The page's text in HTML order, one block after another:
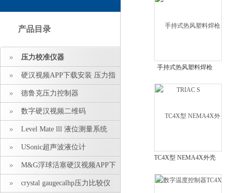
产品目录
压力校准仪器
硬汉视频APP下载安装 压力指
示仪 压力标准源
德鲁克压力控制器
数字硬汉视频二维码
Level Mate lll 液位测量系统
USonic超声波液位计
M&G浮球活塞硬汉视频APP下
载安装crystal gaugecalhp压力比较仪
手持式热风塑料焊枪
TC4X型 NEMA4X外壳
型 NEMA4X外壳